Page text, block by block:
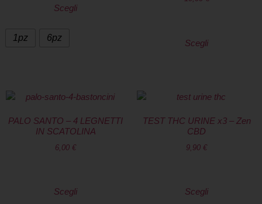
Scegli
1pz 6pz Scegli
PALO SANTO – 4 LEGNETTI
IN SCATOLINA
6,00 €
Scegli
TEST THC URINE x3 – Zen
CBD
9,90 €
Scegli